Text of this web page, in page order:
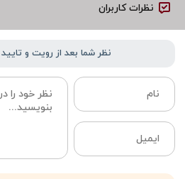
نظرات کاربران
نظر شما بعد از رویت و